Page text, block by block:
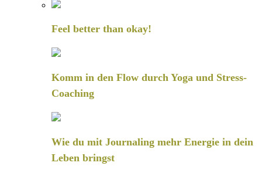
Feel better than okay!
Komm in den Flow durch Yoga und Stress-
Coaching
Wie du mit Journaling mehr Energie in dein
Leben bringst